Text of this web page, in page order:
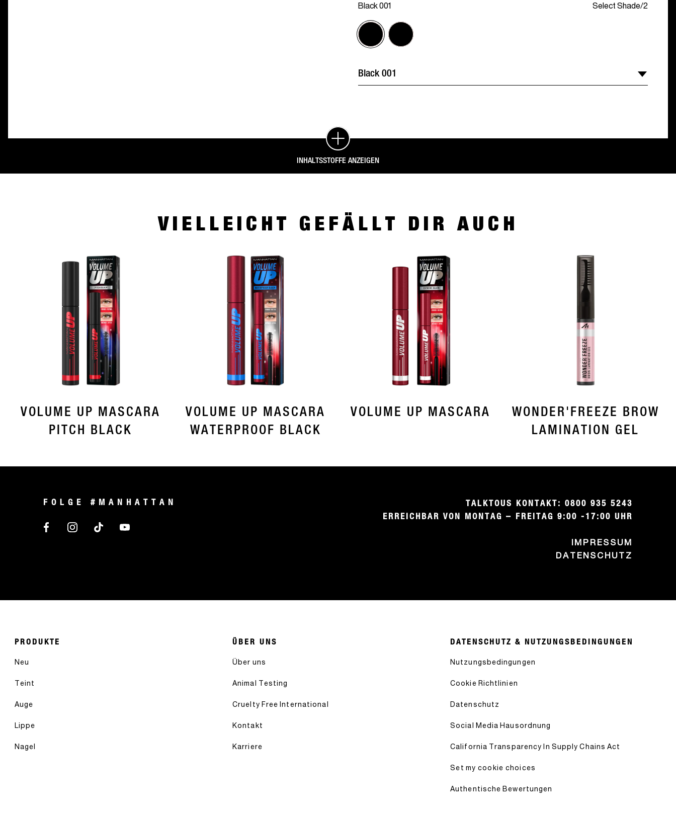
Black 001 Select Shade/2
INHALTSSTOFFE ANZEIGEN
VIELLEICHT GEFÄLLT DIR AUCH
VOLUME UP MASCARA
PITCH BLACK
VOLUME UP MASCARA
WATERPROOF BLACK
VOLUME UP MASCARA
WONDER'FREEZE BROW
LAMINATION GEL
FOLGE #MANHATTAN
TALKTOUS KONTAKT: 0800 935 5243
ERREICHBAR VON MONTAG – FREITAG 9:00 -17:00 UHR
IMPRESSUM
DATENSCHUTZ
PRODUKTE
Neu
Teint
Auge
Lippe
Nagel
ÜBER UNS
Über uns
Animal Testing
Cruelty Free International
Kontakt
Karriere
DATENSCHUTZ & NUTZUNGSBEDINGUNGEN
Nutzungsbedingungen
Cookie Richtlinien
Datenschutz
Social Media Hausordnung
California Transparency In Supply Chains Act
Set my cookie choices
Authentische Bewertungen